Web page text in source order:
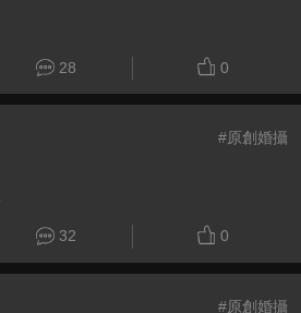
28 0
#原創婚攝
32 0
#原創婚攝